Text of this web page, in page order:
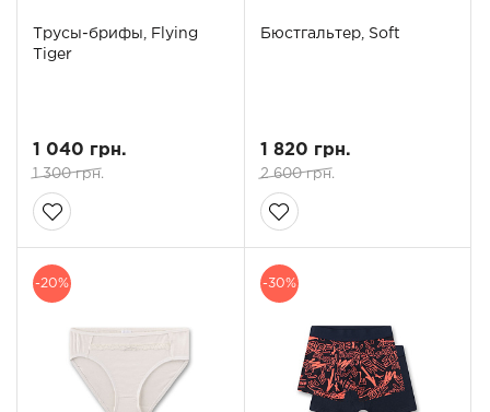
Трусы-брифы, Flying
Tiger
1 040 грн.
1 300 грн.
Бюстгальтер, Soft
1 820 грн.
2 600 грн.
-20% -30%